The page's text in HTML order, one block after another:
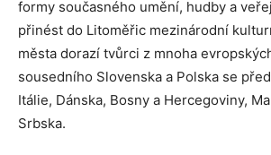
formy současného umění, hudby a
přinést do Litoměřic mezinárodní
města dorazí tvůrci z mnoha
sousedního Slovenska a Polska se
Itálie, Dánska, Bosny a Hercegoviny,
Srbska.